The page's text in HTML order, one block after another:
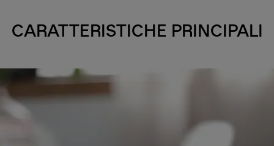
CARATTERISTICHE PRINCIPALI